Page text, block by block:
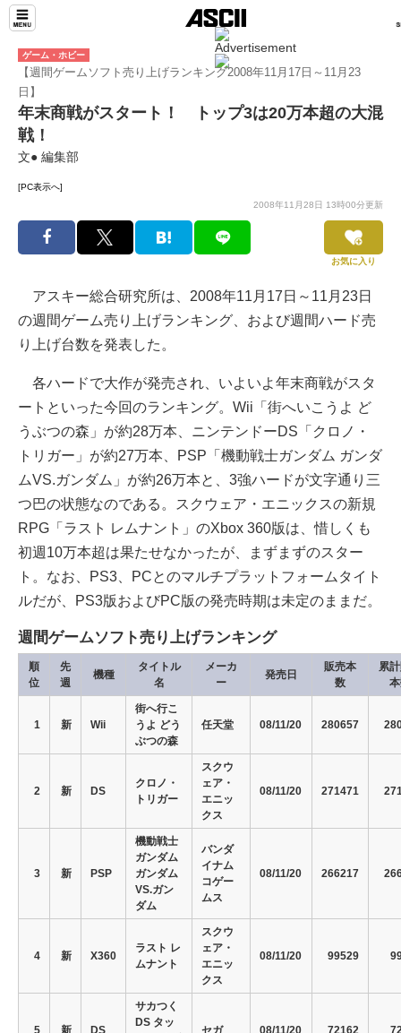
ゲーム・ホビー
【週間ゲームソフト売り上げランキング2008年11月17日～11月23
日】
年末商戦がスタート！ トップ3は20万本超の大混
戦！
文● 編集部
[PC表示へ]
2008年11月28日 13時00分更新
お気に入り
アスキー総合研究所は、2008年11月17日～11月23日
の週間ゲーム売り上げランキング、および週間ハード売
り上げ台数を発表した。
各ハードで大作が発売され、いよいよ年末商戦がスタ
ートといった今回のランキング。Wii「街へいこうよ ど
うぶつの森」が約28万本、ニンテンドーDS「クロノ・
トリガー」が約27万本、PSP「機動戦士ガンダム ガンダ
ムVS.ガンダム」が約26万本と、3強ハードが文字通り三
つ巴の状態なのである。スクウェア・エニックスの新規
RPG「ラスト レムナント」のXbox 360版は、惜しくも
初週10万本超は果たせなかったが、まずまずのスター
ト。なお、PS3、PCとのマルチプラットフォームタイト
ルだが、PS3版およびPC版の発売時期は未定のままだ。
週間ゲームソフト売り上げランキング
順
位
先
週
機種
タイトル
名
メーカ
ー
発売日
販売本
数
累
1 新 Wii
街へ行こ
うよ どう
ぶつの森
任天堂 08/11/20 280657
2 新 DS
クロノ・
トリガー
スクウ
ェア・
エニッ
クス
08/11/20 271471
3 新 PSP
機動戦士
ガンダム
ガンダム
VS.ガン
ダム
バンダ
イナム
コゲー
ムス
08/11/20 266217
4 新 X360
ラスト レ
ムナント
スクウ
ェア・
エニッ
クス
08/11/20 99529
5 新 DS
サカつく
DS タッ
セガ 08/11/20 72162